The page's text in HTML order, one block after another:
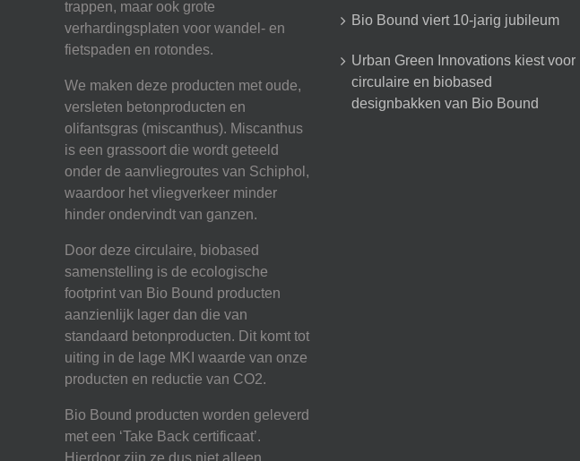
trappen, maar ook grote
verhardingsplaten voor wandel- en
fietspaden en rotondes.
We maken deze producten met oude,
versleten betonproducten en
olifantsgras (miscanthus). Miscanthus
is een grassoort die wordt geteeld
onder de aanvliegroutes van Schiphol,
waardoor het vliegverkeer minder
hinder ondervindt van ganzen.
Door deze circulaire, biobased
samenstelling is de ecologische
footprint van Bio Bound producten
aanzienlijk lager dan die van
standaard betonproducten. Dit komt tot
uiting in de lage MKI waarde van onze
producten en reductie van CO2.
Bio Bound producten worden geleverd
met een ‘Take Back certificaat’.
Hierdoor zijn ze dus niet alleen
Bio Bound viert 10-jarig jubileum
Urban Green Innovations kiest voor
circulaire en biobased
designbakken van Bio Bound